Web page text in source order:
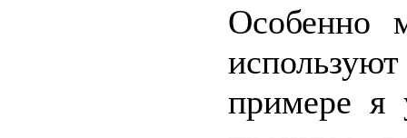
Особенно
примере я